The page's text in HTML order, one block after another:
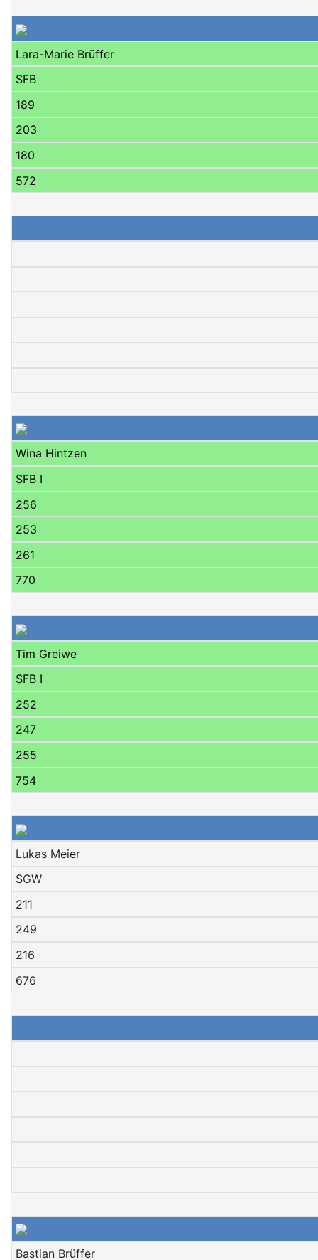
Lara-Marie Brüffer
SFB
189
203
180
572
Wina Hintzen
SFB I
256
253
261
770
Tim Greiwe
SFB I
252
247
255
754
Lukas Meier
SGW
211
249
216
676
Bastian Brüffer